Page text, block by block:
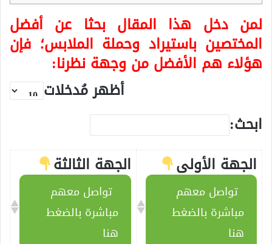
لمن دخل هذا المقال بحثا عن أفضل
المختصين باستيراد وحملة الملابس؛ فإن
هؤلاء هم الأفضل من وجهة نظرنا:
أظهر مُدخلات
ابحث:
الجهة الأولى
تواصل معهم
مباشرة بالضغط
هنا
الجهة الثالثة
تواصل معهم
مباشرة بالضغط
هنا